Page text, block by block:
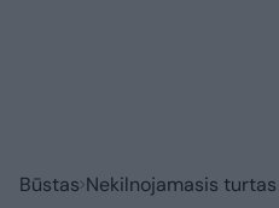
Būstas Nekilnojamasis turtas